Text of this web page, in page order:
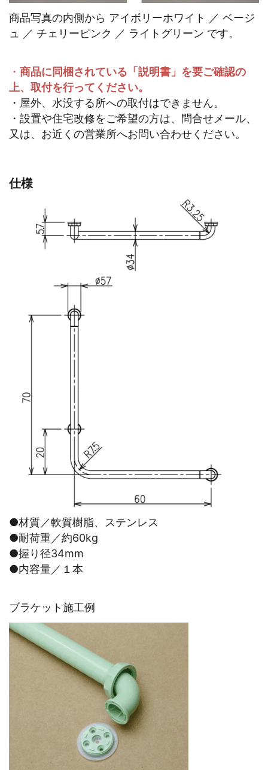
商品写真の内側から アイボリーホワイト ／ ベージ
ュ ／ チェリーピンク ／ ライトグリーン です。
・ 商品に同梱されている「説明書」を要ご確認の
上、取付を行ってください。
・屋外、水没する所への取付はできません。
・設置や住宅改修をご希望の方は、問合せメール、
又は、お近くの営業所へお問い合わせください。
仕様
●材質／軟質樹脂、ステンレス
●耐荷重／約60kg
●握り径34mm
●内容量／１本
ブラケット施工例